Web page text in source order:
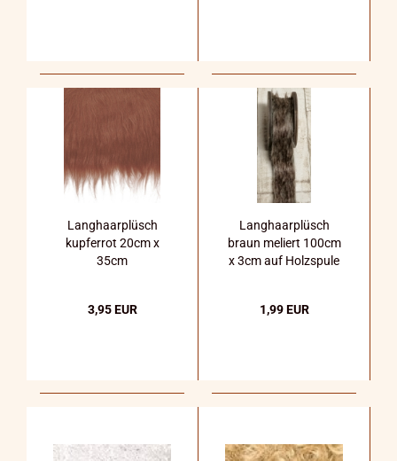
Langhaarplüsch
kupferrot 20cm x
35cm
3,95 EUR
Langhaarplüsch
braun meliert 100cm
x 3cm auf Holzspule
1,99 EUR